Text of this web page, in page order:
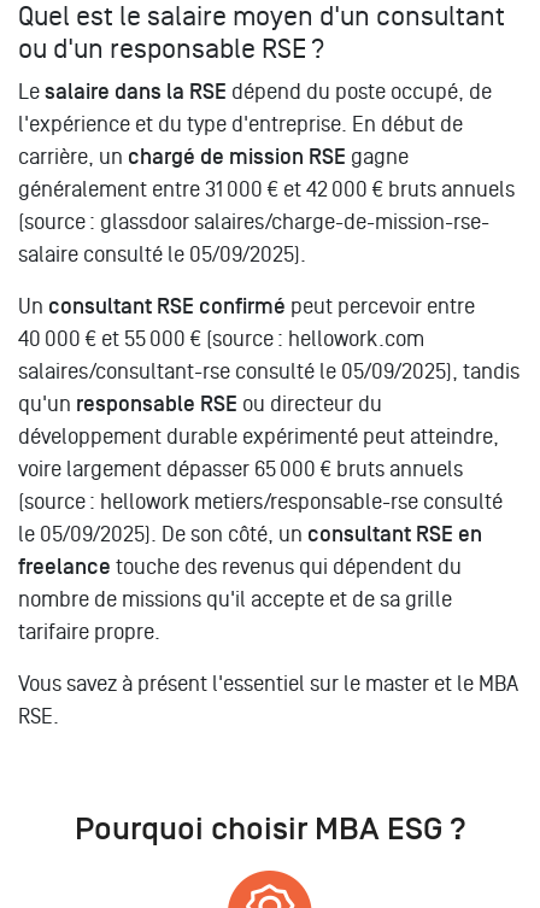
Quel est le salaire moyen d'un consultant
ou d'un responsable RSE ?
Le salaire dans la RSE dépend du poste occupé, de
l'expérience et du type d'entreprise. En début de
carrière, un chargé de mission RSE gagne
généralement entre 31 000 € et 42 000 € bruts annuels
(source : glassdoor salaires/charge-de-mission-rse-
salaire consulté le 05/09/2025).
Un consultant RSE confirmé peut percevoir entre
40 000 € et 55 000 € (source : hellowork.com
salaires/consultant-rse consulté le 05/09/2025), tandis
qu'un responsable RSE ou directeur du
développement durable expérimenté peut atteindre,
voire largement dépasser 65 000 € bruts annuels
(source : hellowork metiers/responsable-rse consulté
le 05/09/2025). De son côté, un consultant RSE en
freelance touche des revenus qui dépendent du
nombre de missions qu'il accepte et de sa grille
tarifaire propre.
Vous savez à présent l'essentiel sur le master et le MBA
RSE.
Pourquoi choisir MBA ESG ?